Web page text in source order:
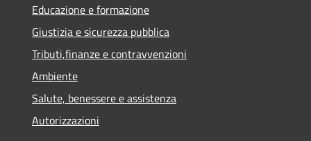
Educazione e formazione
Giustizia e sicurezza pubblica
Tributi,finanze e contravvenzioni
Ambiente
Salute, benessere e assistenza
Autorizzazioni